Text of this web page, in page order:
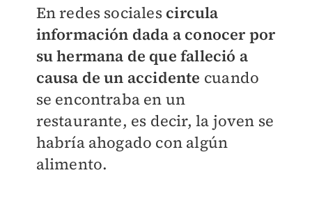
En redes socialescircula
información dada a conocer por
su hermana de que falleció a
causa de un accidente cuando
se encontraba en un
restaurante, es decir, la joven se
habría ahogado con algún
alimento.